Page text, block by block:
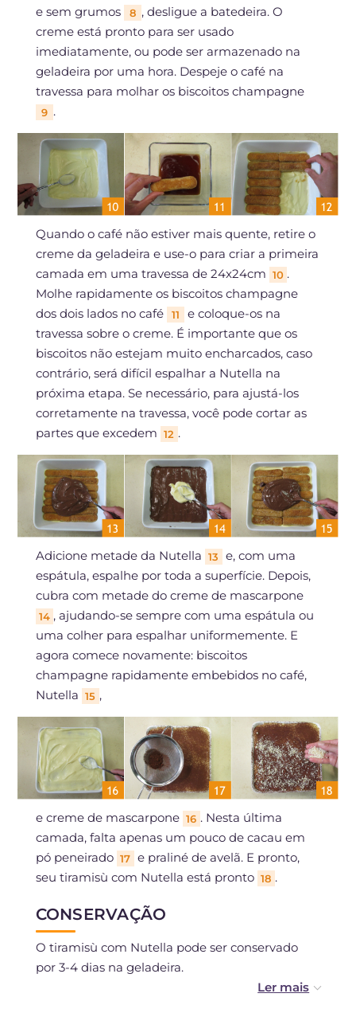
e sem grumos 8 , desligue a batedeira. O
creme está pronto para ser usado
imediatamente, ou pode ser armazenado na
geladeira por uma hora. Despeje o café na
travessa para molhar os biscoitos champagne
9 .
Quando o café não estiver mais quente, retire o
creme da geladeira e use-o para criar a primeira
camada em uma travessa de 24x24cm 10 .
Molhe rapidamente os biscoitos champagne
dos dois lados no café
11
e coloque-os na
travessa sobre o creme. É importante que os
biscoitos não estejam muito encharcados, caso
contrário, será difícil espalhar a Nutella na
próxima etapa. Se necessário, para ajustá-los
corretamente na travessa, você pode cortar as
partes que excedem 12 .
Adicione metade da Nutella 13
e, com uma
espátula, espalhe por toda a superfície. Depois,
cubra com metade do creme de mascarpone
14 , ajudando-se sempre com uma espátula ou
uma colher para espalhar uniformemente. E
agora comece novamente: biscoitos
champagne rapidamente embebidos no café,
Nutella 15 ,
e creme de mascarpone 16 . Nesta última
camada, falta apenas um pouco de cacau em
pó peneirado 17 e praliné de avelã. E pronto,
seu tiramisù com Nutella está pronto 18 .
CONSERVAÇÃO
O tiramisù com Nutella pode ser conservado
por 3-4 dias na geladeira.